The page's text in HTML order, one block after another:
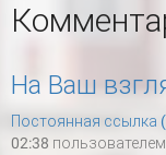
На Ваш
Постоянная ссылка
02:38 пользователем